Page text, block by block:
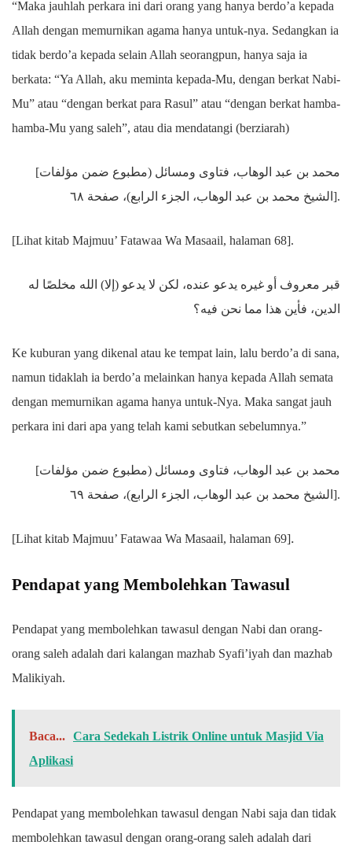
“Maka jauhlah perkara ini dari orang yang hanya berdo’a kepada
Allah dengan memurnikan agama hanya untuk-nya. Sedangkan ia
tidak berdo’a kepada selain Allah seorangpun, hanya saja ia
berkata: “Ya Allah, aku meminta kepada-Mu, dengan berkat Nabi-
Mu” atau “dengan berkat para Rasul” atau “dengan berkat hamba-
hamba-Mu yang saleh”, atau dia mendatangi (berziarah)
[محمد بن عبد الوهاب، فتاوى ومسائل (مطبوع ضمن مؤلفات
الشيخ محمد بن عبد الوهاب، الجزء الرابع)، صفحة ٦٨].
[Lihat kitab Majmuu’ Fatawaa Wa Masaail, halaman 68].
قبر معروف أو غيره يدعو عنده، لكن لا يدعو (إلا) الله مخلصًا له
الدين، فأين هذا مما نحن فيه؟
Ke kuburan yang dikenal atau ke tempat lain, lalu berdo’a di sana,
namun tidaklah ia berdo’a melainkan hanya kepada Allah semata
dengan memurnikan agama hanya untuk-Nya. Maka sangat jauh
perkara ini dari apa yang telah kami sebutkan sebelumnya.”
[محمد بن عبد الوهاب، فتاوى ومسائل (مطبوع ضمن مؤلفات
الشيخ محمد بن عبد الوهاب، الجزء الرابع)، صفحة ٦٩].
[Lihat kitab Majmuu’ Fatawaa Wa Masaail, halaman 69].
Pendapat yang Membolehkan Tawasul
Pendapat yang membolehkan tawasul dengan Nabi dan orang-
orang saleh adalah dari kalangan mazhab Syafi’iyah dan mazhab
Malikiyah.
Baca... Cara Sedekah Listrik Online untuk Masjid Via
Aplikasi
Pendapat yang membolehkan tawasul dengan Nabi saja dan tidak
membolehkan tawasul dengan orang-orang saleh adalah dari